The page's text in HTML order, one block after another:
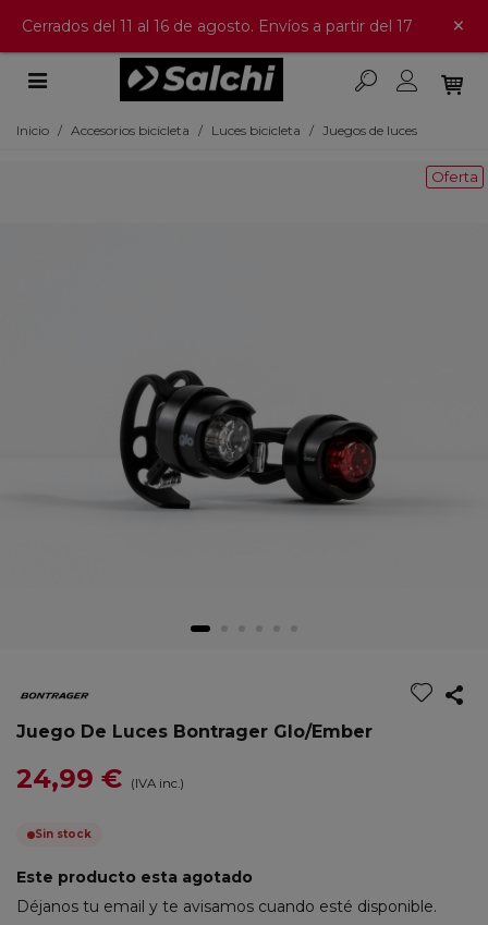
Cerrados del 11 al 16 de agosto. Envíos a partir del 17 ×
Inicio / Accesorios bicicleta / Luces bicicleta / Juegos de luces
Oferta
Juego De Luces Bontrager Glo/Ember
24,99 € (IVA inc.)
Sin stock
Este producto esta agotado
Déjanos tu email y te avisamos cuando esté disponible.